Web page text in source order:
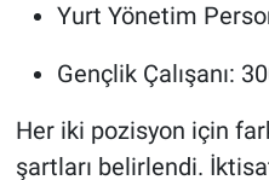
Yurt Yönetim
Gençlik Çalışanı:
Her iki pozisyon için
şartları belirlendi.